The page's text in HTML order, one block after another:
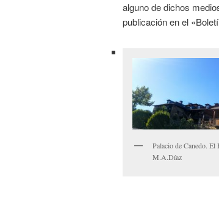
alguno de dichos
publicación en el
Palacio de Canedo.
M.A.Díaz